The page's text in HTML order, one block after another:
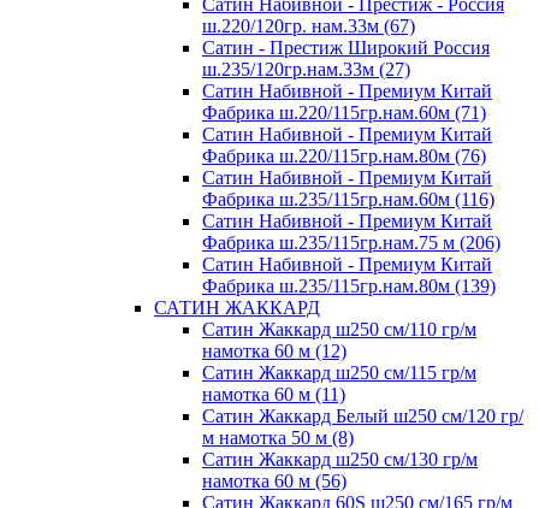
Сатин Набивной - Престиж - Россия
ш.220/120гр. нам.33м (67)
Сатин - Престиж Широкий Россия
ш.235/120гр.нам.33м (27)
Сатин Набивной - Премиум Китай
Фабрика ш.220/115гр.нам.60м (71)
Сатин Набивной - Премиум Китай
Фабрика ш.220/115гр.нам.80м (76)
Сатин Набивной - Премиум Китай
Фабрика ш.235/115гр.нам.60м (116)
Сатин Набивной - Премиум Китай
Фабрика ш.235/115гр.нам.75 м (206)
Сатин Набивной - Премиум Китай
Фабрика ш.235/115гр.нам.80м (139)
САТИН ЖАККАРД
Сатин Жаккард ш250 см/110 гр/м
намотка 60 м (12)
Сатин Жаккард ш250 см/115 гр/м
намотка 60 м (11)
Сатин Жаккард Белый ш250 см/120 гр/
м намотка 50 м (8)
Сатин Жаккард ш250 см/130 гр/м
намотка 60 м (56)
Сатин Жаккард 60S ш250 см/165 гр/м